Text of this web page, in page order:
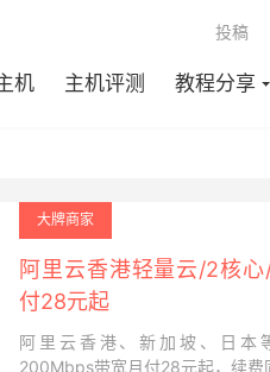
机 主机评测 教程分享
投稿
大牌商家
阿里云香港轻量云/2核
付28元起
阿里云香港、新加坡、日本
200Mbps带宽月付28元起，续费